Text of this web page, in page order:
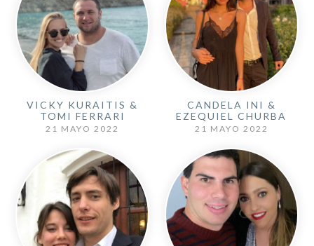
VICKY KURAITIS &
TOMI FERRARI
21 MAYO 2022
CANDELA INI &
EZEQUIEL CHURBA
21 MAYO 2022